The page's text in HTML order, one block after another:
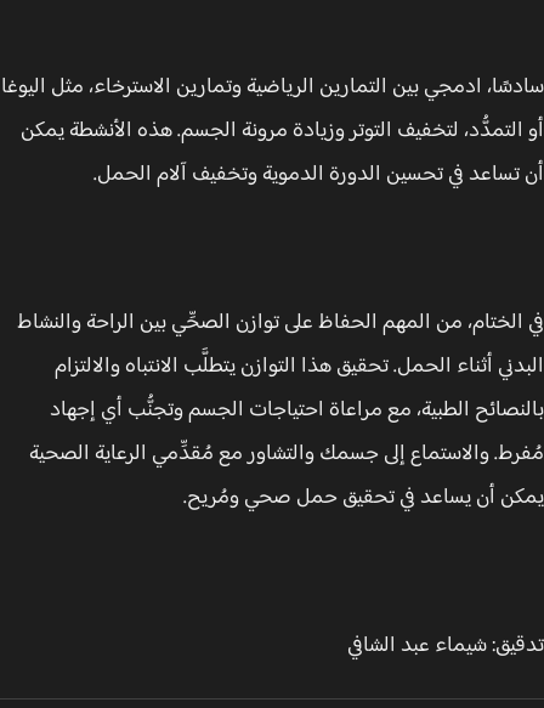
ادمجي بين التمارين الرياضية وتمارين الاسترخاء، مثل اليوغا
لتخفيف التوتر وزيادة مرونة الجسم. هذه الأنشطة يمكن
في تحسين الدورة الدموية وتخفيف آلام الحمل.
من المهم الحفاظ على توازن الصحِّي بين الراحة والنشاط
أثناء الحمل. تحقيق هذا التوازن يتطلَّب الانتباه والالتزام
الطبية، مع مراعاة احتياجات الجسم وتجنُّب أي إجهاد
والاستماع إلى جسمك والتشاور مع مُقدِّمي الرعاية الصحية
أن يساعد في تحقيق حمل صحي ومُريح.
شيماء عبد الشافي